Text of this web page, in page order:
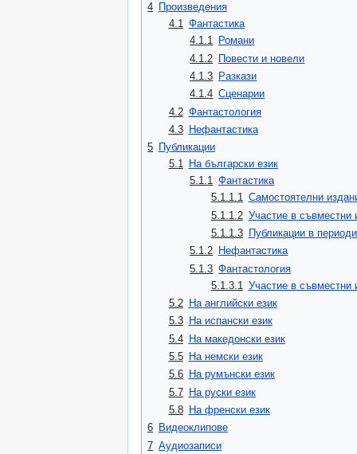
4 Произведения
4.1 Фантастика
4.1.1 Романи
4.1.2 Повести и новели
4.1.3 Разкази
4.1.4 Сценарии
4.2 Фантастология
4.3
Нефантастика
5 Публикации
5.1
На български език
5.1.1 Фантастика
5.1.1.1 Самостоятелни
5.1.1.2 Участие в съвместни
5.1.1.3
Публикации в
5.1.2 Нефантастика
5.1.3 Фантастология
5.1.3.1 Участие в съвместни
5.2
На английски език
5.3
На испански език
5.4 На македонски език
5.5
На немски език
5.6
На румънски език
5.7 На руски език
5.8
На френски език
6 Видеоклипове
7 Аудиозаписи